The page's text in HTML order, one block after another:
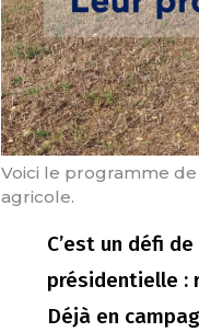
Voici le programme
agricole.
C’est un défi
présidentielle :
Déjà en